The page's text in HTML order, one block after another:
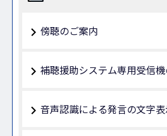
傍聴のご案内
補聴援助システム専用受信
音声認識による発言の文字